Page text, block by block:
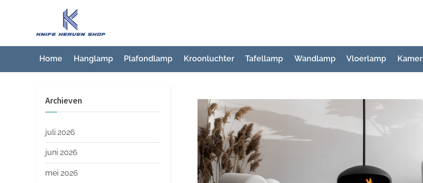
inhoud
K
n
i
f
e
Home Hanglamp Plafondlamp Kroonluchter Tafellamp Wandlamp Vloerlamp Kamer
Archieven
juli 2026
juni 2026
mei 2026